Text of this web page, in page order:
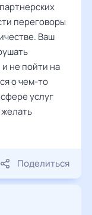
переговоры
Ваш
не пойти на
о чем-то
услуг
Поделиться